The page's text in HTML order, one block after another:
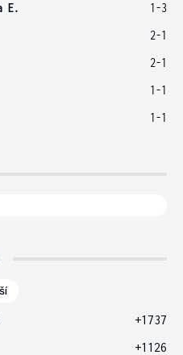
E.
1-3
2-1
2-1
1-1
1-1
+1737
+1126